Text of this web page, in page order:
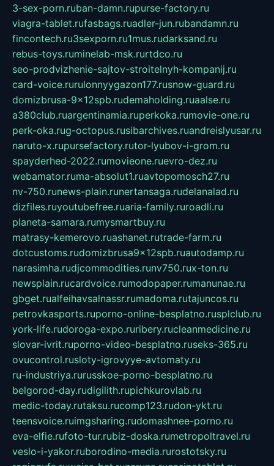
3-sex-porn.ruban-damn.rupurse-factory.ru
viagra-tablet.rufasbags.ruadler-jun.rubandamn.ru
fincontech.ru3sexporn.ru1mus.rudarksand.ru
rebus-toys.ruminelab-msk.rurtdco.ru
seo-prodvizhenie-sajtov-stroitelnyh-kompanij.ru
card-voice.rurulonnyygazon177.rusnow-guard.ru
domizbrusa-9x12spb.rudemaholding.ruaalse.ru
a380club.ruargentinamia.ruperkoka.rumovie-one.ru
perk-oka.rug-octopus.rusibarchives.ruandreislyusar.ru
naruto-x.rupursefactory.rutor-lyubov-i-grom.ru
spayderhed-2022.rumovieone.ruevro-dez.ru
webamator.ruma-absolut1.ruavtopomosch27.ru
nv-750.runews-plain.runertansaga.rudelanalad.ru
dizfiles.ruyoutubefree.ruaria-family.ruroadli.ru
planeta-samara.rumysmartbuy.ru
matrasy-kemerovo.ruashanet.rutrade-farm.ru
dotcustoms.rudomizbrusa9x12spb.ruautodamp.ru
narasimha.rudjcommodities.runv750.rux-ton.ru
newsplain.rucardvoice.rumodopaper.rumanunae.ru
gbget.rualfeihavsalnassr.rumadoma.rutajuncos.ru
petrovkasports.ruporno-online-besplatno.rusplclub.ru
york-life.rudoroga-expo.ruribery.rucleanmedicine.ru
slovar-ivrit.ruporno-video-besplatno.ruseks-365.ru
ovucontrol.rusloty-igrovyye-avtomaty.ru
ru-industriya.rurusskoe-porno-besplatno.ru
belgorod-day.rudigilith.rupichkurovlab.ru
medic-today.rutaksu.rucomp123.rudon-ykt.ru
teensvoice.ruimgsharing.rudomashnee-porno.ru
eva-elfie.rufoto-tur.rubiz-doska.rumetropoltravel.ru
veslo-i-yakor.ruborodino-media.rurostotsky.ru